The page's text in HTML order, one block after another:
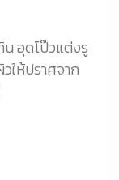
น อุดโป๊วแต่งรู
ให้ปราศจาก